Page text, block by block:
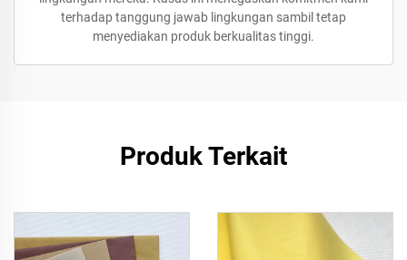
terhadap tanggung jawab lingkungan sambil tetap
menyediakan produk berkualitas tinggi.
Produk Terkait